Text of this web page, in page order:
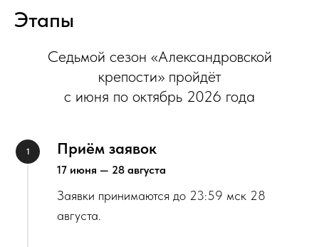
Этапы
Седьмой сезон «Александровской
крепости» пройдёт
с июня по октябрь 2026 года
Приём заявок
17 июня — 28 августа
Заявки принимаются до 23:59 мск 28
августа.